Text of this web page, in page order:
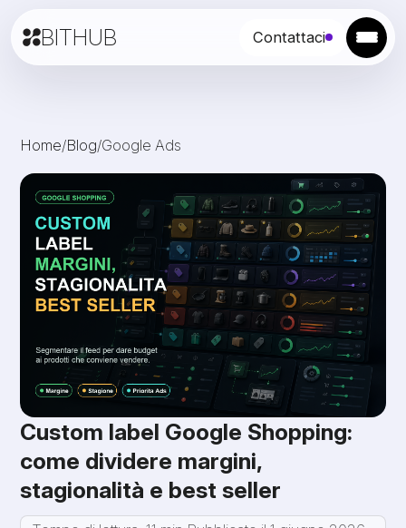
BITHUB Contattaci
Home/Blog/Google Ads
Custom label Google Shopping:
come dividere margini,
stagionalità e best seller